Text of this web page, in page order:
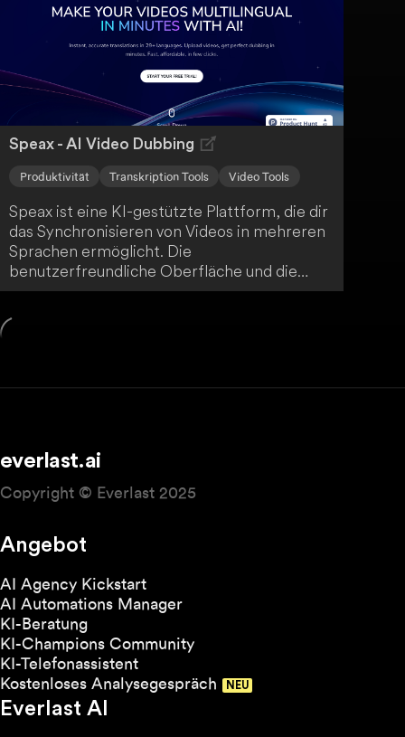
Speax - AI Video Dubbing
Produktivität Transkription Tools Video Tools
Speax ist eine KI-gestützte Plattform, die dir
das Synchronisieren von Videos in mehreren
Sprachen ermöglicht. Die
benutzerfreundliche Oberfläche und die
schnelle Batch-Verarbeitung erleichtern es
everlast.ai
Copyright © Everlast 2025
Angebot
AI Agency Kickstart
AI Automations Manager
KI-Beratung
KI-Champions Community
KI-Telefonassistent
Kostenloses Analysegespräch
Everlast AI